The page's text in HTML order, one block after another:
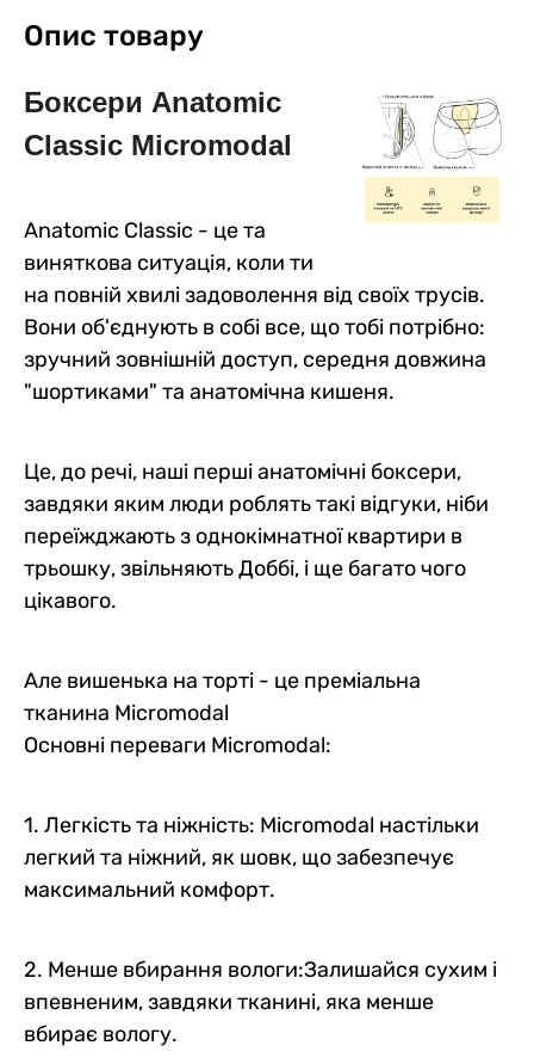
Опис товару
Боксери Anatomic
Classic Micromodal
Anatomic Classic - це та
виняткова ситуація, коли ти
на повній хвилі задоволення від своїх трусів.
Вони об'єднують в собі все, що тобі потрібно:
зручний зовнішній доступ, середня довжина
"шортиками" та анатомічна кишеня.
Це, до речі, наші перші анатомічні боксери,
завдяки яким люди роблять такі відгуки, ніби
переїжджають з однокімнатної квартири в
трьошку, звільняють Доббі, і ще багато чого
цікавого.
Але вишенька на торті - це преміальна
тканина Micromodal
Основні переваги Micromodal:
1. Легкість та ніжність: Micromodal настільки
легкий та ніжний, як шовк, що забезпечує
максимальний комфорт.
2. Менше вбирання вологи:Залишайся сухим і
впевненим, завдяки тканині, яка менше
вбирає вологу.